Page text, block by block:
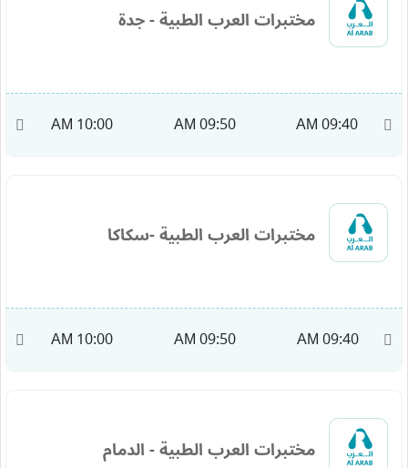
مختبرات العرب الطبية - جدة
09:40 AM
09:50 AM
10:00 AM
مختبرات العرب الطبية -سكاكا
09:40 AM
09:50 AM
10:00 AM
مختبرات العرب الطبية - الدمام